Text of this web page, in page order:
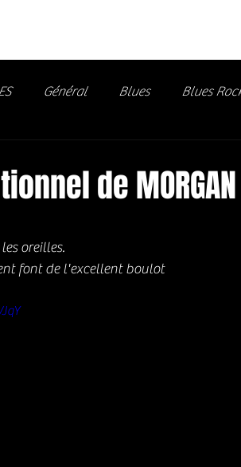
aux concerts et rejoignez une
Général Blues Blues
de MORGAN
oreilles.
font de l'excellent boulot